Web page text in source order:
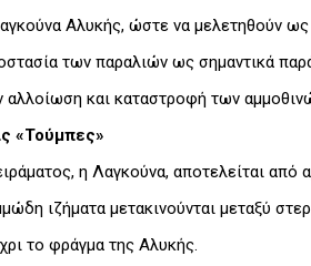
Αλυκής, ώστε να μελετηθούν
των παραλιών ως σημαντικά
αλλοίωση και καταστροφή των
«Τούμπες»
η Λαγκούνα, αποτελείται
ιζήματα μετακινούνται μεταξύ
το φράγμα της Αλυκής.